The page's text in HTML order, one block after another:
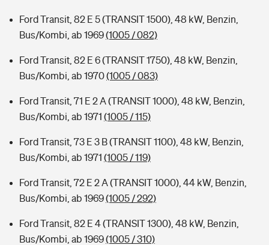
Ford Transit, 82 E 5 (TRANSIT 1500), 48 kW, Benzin,
Bus/Kombi, ab 1969(1005 / 082)
Ford Transit, 82 E 6 (TRANSIT 1750), 48 kW, Benzin,
Bus/Kombi, ab 1970(1005 / 083)
Ford Transit, 71 E 2 A (TRANSIT 1000), 48 kW, Benzin,
Bus/Kombi, ab 1971 (1005 / 115)
Ford Transit, 73 E 3 B (TRANSIT 1100), 48 kW, Benzin,
Bus/Kombi, ab 1971 (1005 / 119)
Ford Transit, 72 E 2 A (TRANSIT 1000), 44 kW, Benzin,
Bus/Kombi, ab 1969(1005 / 292)
Ford Transit, 82 E 4 (TRANSIT 1300), 48 kW, Benzin,
Bus/Kombi, ab 1969(1005 / 310)